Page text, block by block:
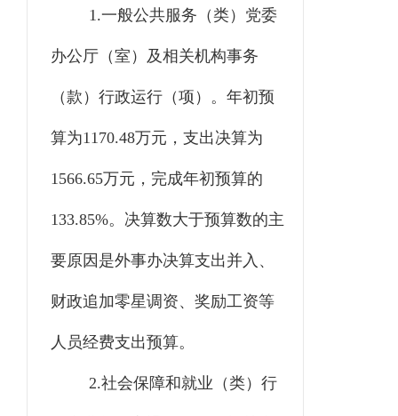
1.一般公共服务（类）党委
办公厅（室）及相关机构事务
（款）行政运行（项）。年初预
算为1170.48万元，支出决算为
1566.65万元，完成年初预算的
133.85%。决算数大于预算数的主
要原因是外事办决算支出并入、
财政追加零星调资、奖励工资等
人员经费支出预算。
2.社会保障和就业（类）行